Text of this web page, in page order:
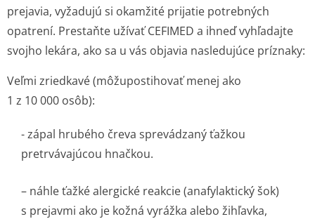
prejavia, vyžadujú si okamžité prijatie potrebných
opatrení. Prestaňte užívať CEFIMED a ihneď vyhľadajte
svojho lekára, ako sa u vás objavia nasledujúce príznaky:
Veľmi zriedkavé (môžupostihovať menej ako
1 z 10 000 osôb):
-zápal hrubého čreva sprevádzaný ťažkou
pretrvávajúcou hnačkou.
– náhle ťažké alergické reakcie (anafylaktický šok)
s prejavmi ako je kožná vyrážka alebo žihľavka,